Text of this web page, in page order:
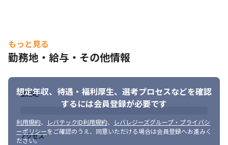
もっと見る
勤務地・給与・その他情報
想定年収、待遇・福利厚生、 選考プロセスなどを確認
するには会員登録が必要です
利用規約、 レバテックID利用規約、
レバレジーズグループ・プライバシ
ーポリシーをご確認のうえ、同意いただける場合は会員登録へお進みく
ださい。
勤務地
アクセス